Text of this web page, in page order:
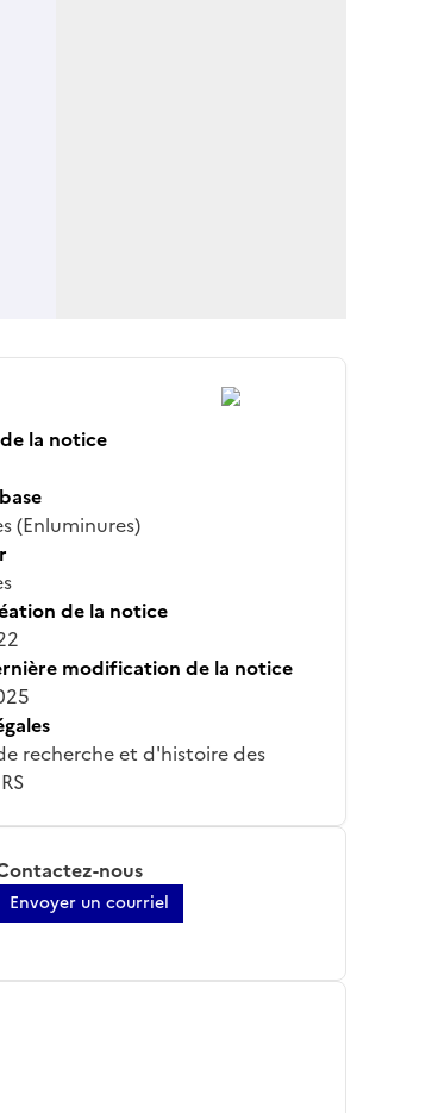
la notice
(Enluminures)
de la notice
modification de la notice
recherche et d'histoire des
nous
Envoyer un courriel